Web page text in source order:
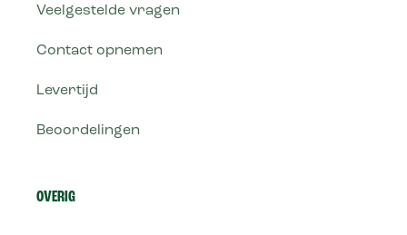
Veelgestelde vragen
Contact opnemen
Levertijd
Beoordelingen
OVERIG